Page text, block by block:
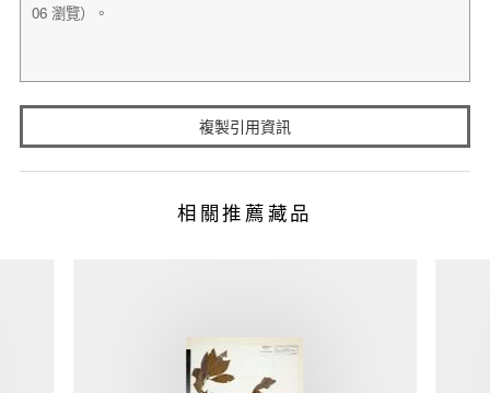
複製引用資訊
相關推薦藏品